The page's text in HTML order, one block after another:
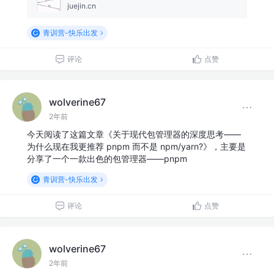
juejin.cn
青训营-快乐出发
评论 点赞
wolverine67
2年前
今天阅读了这篇文章《关于现代包管理器的深度思考——
为什么现在我更推荐 pnpm 而不是 npm/yarn?》，主要是
分享了一个一款出色的包管理器——pnpm
青训营-快乐出发
评论 点赞
wolverine67
2年前